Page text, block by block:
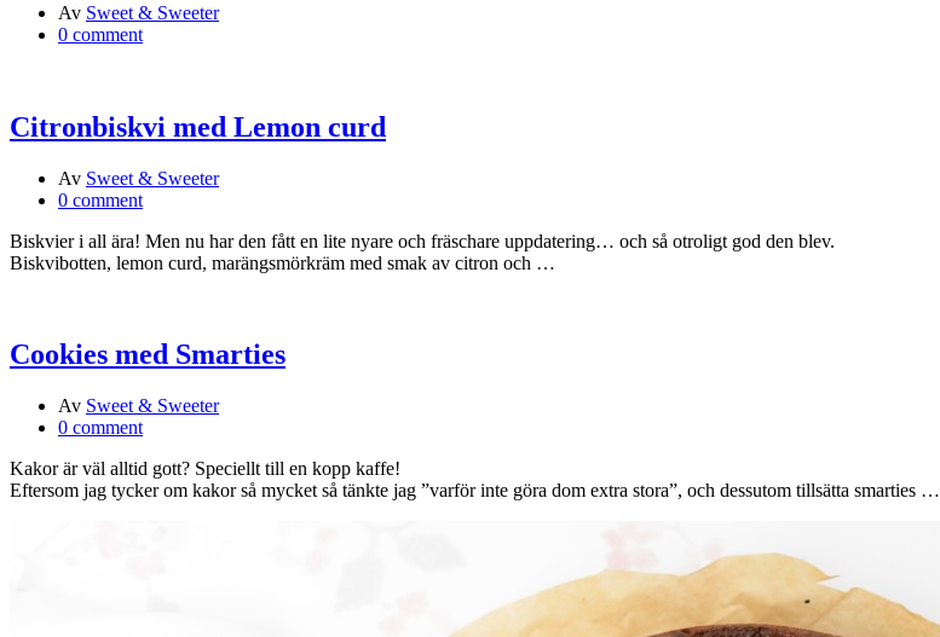
Av Sweet & Sweeter
0 comment
Citronbiskvi med Lemon curd
Av Sweet & Sweeter
0 comment
Biskvier i all ära! Men nu har den fått en lite nyare och fräschare uppdatering… och så otroligt god den blev.
Biskvibotten, lemon curd, marängsmörkräm med smak av citron och …
Cookies med Smarties
Av Sweet & Sweeter
0 comment
Kakor är väl alltid gott? Speciellt till en kopp kaffe!
Eftersom jag tycker om kakor så mycket så tänkte jag ”varför inte göra dom extra stora”, och dessutom tillsätta smarties …